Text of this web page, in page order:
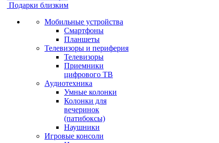
Подарки близким
Мобильные устройства
Смартфоны
Планшеты
Телевизоры и периферия
Телевизоры
Приемники
цифрового ТВ
Аудиотехника
Умные колонки
Колонки для
вечеринок
(патибоксы)
Наушники
Игровые консоли